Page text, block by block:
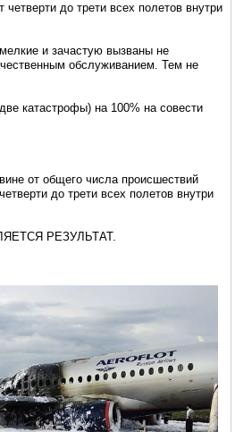
до трети всех полетов внутри
и зачастую вызваны не
обслуживанием. Тем не
катастрофы) на 100% на совести
от общего числа происшествий
до трети всех полетов внутри
РЕЗУЛЬТАТ.